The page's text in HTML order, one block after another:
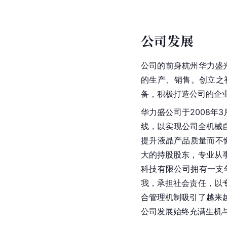
公司发展
公司的前身杭州华力盛
的生产、销售。创立
备，积极打造公司的企
华力盛公司于2008年3
线，以实现公司全机械
提升液晶产品质量而
大的持股股东，专业从
科技有限公司拥有一
我，承担社会责任，以
合管理机制吸引了越来
公司发展始终充满生机